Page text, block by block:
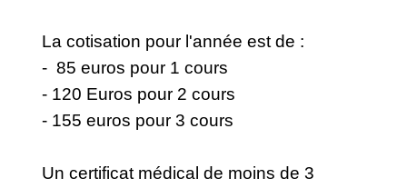
La cotisation pour l'année est de :
- 85 euros pour 1 cours
- 120 Euros pour 2 cours
- 155 euros pour 3 cours
Un certificat médical de moins de 3